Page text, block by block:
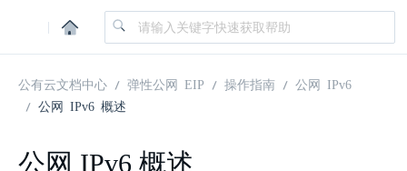
|
公有云文档中心 弹性公网 EIP 操作指南
公网 IPv6
公网 IPv6 概述
公网 IPv6 概述